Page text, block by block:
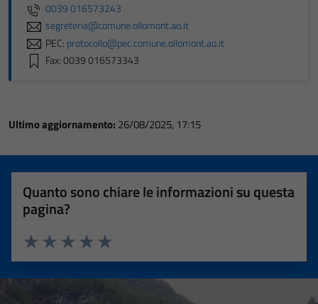
0039 016573243
segreteria@comune.ollomont.ao.it
PEC: protocollo@pec.comune.ollomont.ao.it
Fax: 0039 016573343
Ultimo aggiornamento: 26/08/2025, 17:15
Quanto sono chiare le informazioni su questa
pagina?
Valuta 5 stelle su 5
Valuta 4 stelle su 5
Valuta 3 stelle su 5
Valuta 2 stelle su 5
Valuta 1 stelle su 5